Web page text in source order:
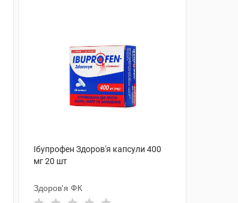
Ібупрофен Здоров'я капсули 400
мг 20 шт
Здоров'я ФК